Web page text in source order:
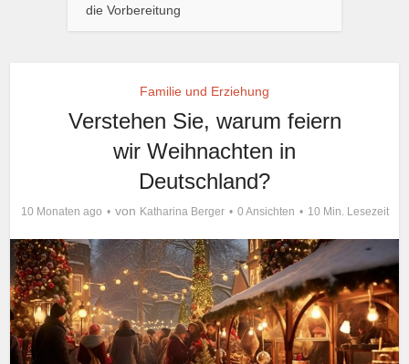
die Vorbereitung
Familie und Erziehung
Verstehen Sie, warum feiern
wir Weihnachten in
Deutschland?
10 Monaten ago von Katharina Berger 0 Ansichten 10 Min. Lesezeit